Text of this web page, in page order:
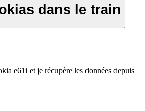
dans le train
e61i et je récupère les données depuis